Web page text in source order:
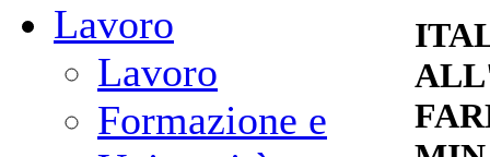
Lavoro
Lavoro
Formazione e